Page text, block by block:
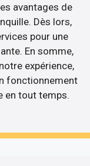
avantages de
Dès lors,
pour une
En somme,
expérience,
fonctionnement
en tout temps.